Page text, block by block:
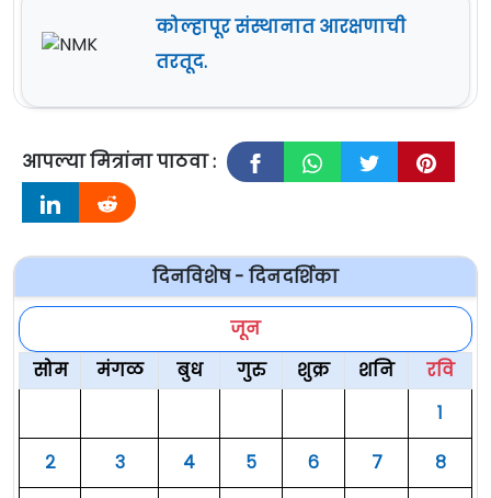
कोल्हापूर संस्थानात आरक्षणाची
तरतूद.
आपल्या मित्रांना पाठवा :
दिनविशेष - दिनदर्शिका
जून
सोम
मंगळ बुध गुरु शुक्र शनि
रवि
१
२
३ ४ ५ ६ ७
८